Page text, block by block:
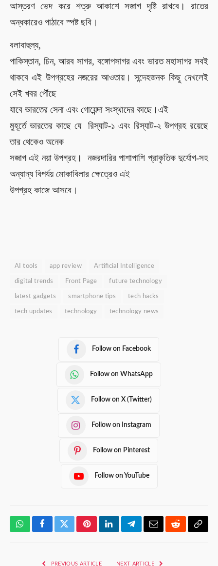
আস্তরণ ভেদ করে শত্রু আকাশেসজাগদৃষ্টি রাখবে। রাতের
অন্ধকারেও পাঠাবে স্পষ্ট ছবি।
বলাবাহুল্য,
পাকিস্তান, চিন,আরব সাগর, বঙ্গোপসাগর এবং ভারত মহাসাগর সবই
থাকবে এই উপগ্রহের নজরের আওতায়।সন্দেহজনক কিছু দেখলেই
সেই খবর পৌঁছে
যাবে ভারতের সেনা এবং গোয়েন্দা সংস্থাদের কাছে।এই
মুহূর্তে ভারতের কাছে যে রিস্যাট-১ এবং রিস্যাট-২ উপগ্রহ রয়েছে
তার থেকেও অনেক
সজাগ এই নয়া উপগ্রহ।
নজরদারির পাশাপাশি প্রাকৃতিক দুর্যোগ-সহ
অন্যান্য বিপর্যয় মোকাবিলার ক্ষেত্রেও এই
উপগ্রহ কাজে আসবে।
AI tools app review Artificial Intelligence
digital trends Front Page future technology
latest gadgets smartphone tips tech hacks
tech updates technology technology news
Follow on Facebook
Follow on WhatsApp
Follow on X (Twitter)
Follow on Instagram
Follow on Pinterest
Follow on YouTube
WhatsAppFacebookTwitterPinterestLinkedInTelegramEmailRedditCopy
PREVIOUS ARTICLE NEXT ARTICLE